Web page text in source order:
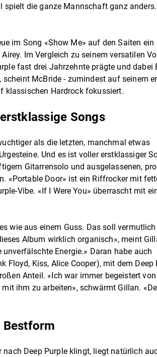
spielt die ganze Mannschaft ganz
im Song «Show Me» auf den Saiten ein
Im Vergleich zu seinem versatilen
fast drei Jahrzehnte prägte und dabei
McBride - zumindest auf seinem
klassischen Hardrock fokussiert.
Songs
als die letzten, manchmal etwas
Und es ist voller erstklassiger
Gitarrensolo und ausgelassenen,
«Portable Door» ist ein Riffrocker mit
Vibe. «If I Were You» überrascht mit
wie aus einem Guss. Das soll
Album wirklich organisch», meint
Energie.» Daran habe auch
Floyd, Kiss, Alice Cooper), mit dem Deep
Anteil. «Ich war immer begeistert
ihm zu arbeiten», schwärmt Gillan.
Bestform
nach Deep Purple klingt, liegt natürlich